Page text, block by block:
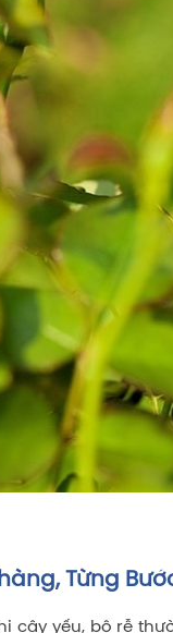
Từng
cây yếu, bộ rễ